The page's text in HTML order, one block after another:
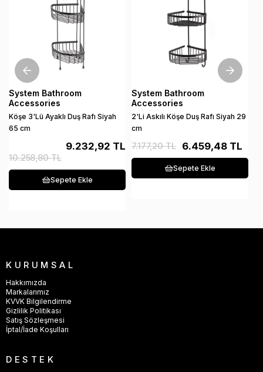
System Bathroom
Accessories
Köşe 3'Lü Ayaklı Duş Rafı Siyah
65 cm
9.232,92 TL
10.258,80 TL
Sepete Ekle
System Bathroom
Accessories
2'Li Askılı Köşe Duş Rafı Siyah 29
cm
6.459,48 TL
7.177,20 TL
Sepete Ekle
KURUMSAL
Hakkımızda
Markalarımız
KVVK Bilgilendirme
Gizlilik Politikası
Satış Sözleşmesi
İptal/İade Koşulları
DESTEK